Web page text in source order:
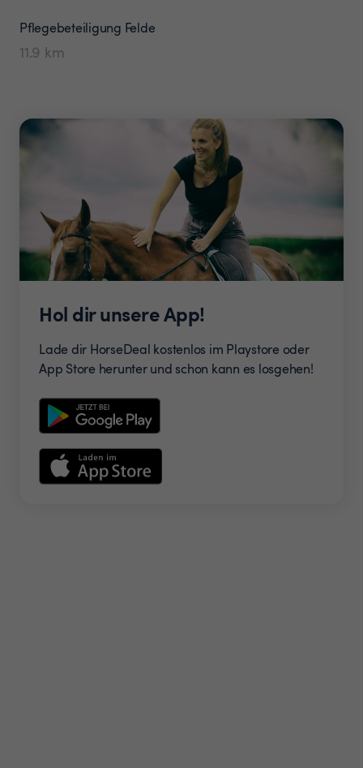
Pflegebeteiligung Felde
11.9 km
Hol dir unsere App!
Lade dir HorseDeal kostenlos im Playstore oder
App Store herunter und schon kann es losgehen!